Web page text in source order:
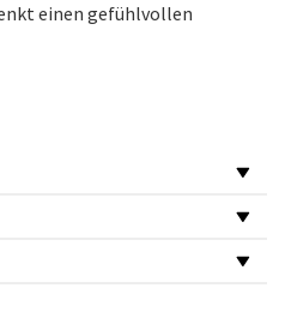
einen gefühlvollen